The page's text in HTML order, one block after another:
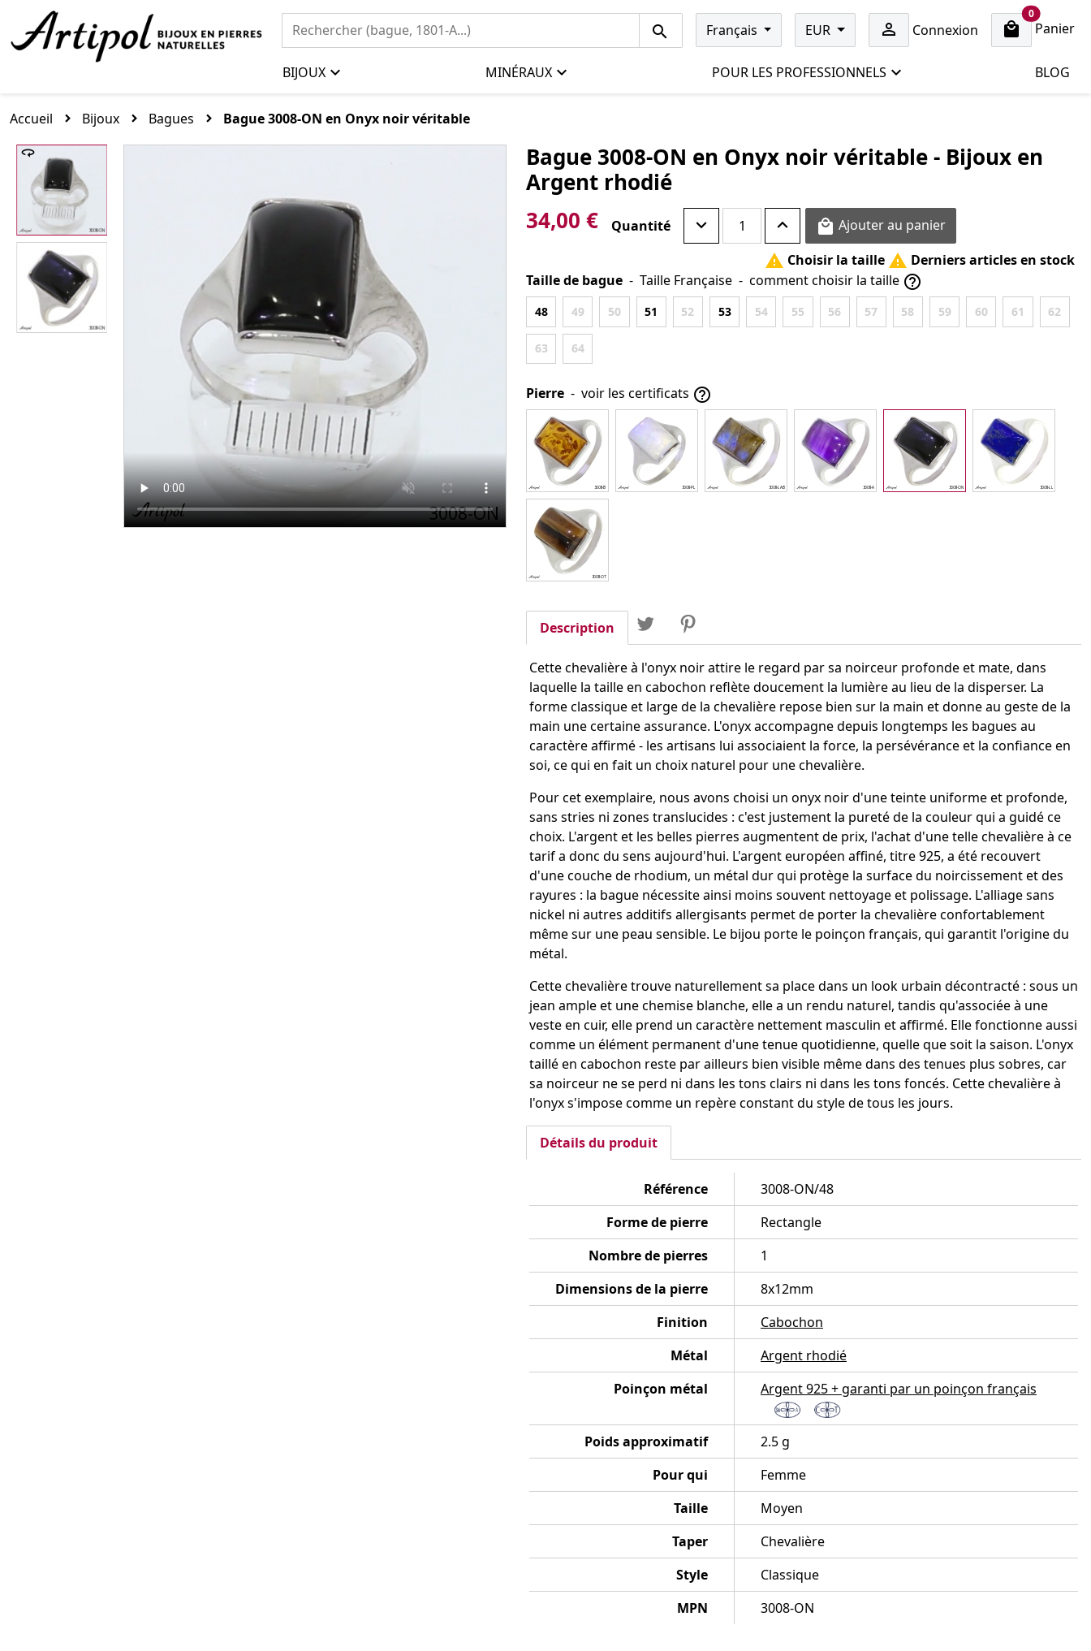
Français EUR Connexion 
0cart items
Panier
BIJOUX MINÉRAUX POUR LES PROFESSIONNELS BLOG
Accueil Bijoux Bagues Bague 3008-ON en Onyx noir véritable
Bague 3008-ON en Onyx noir véritable - Bijoux en
Argent rhodié
34,00 €
Quantité  Ajouter au panier
 Choisir la taille  Derniers articles en stock
Taille de bague - Taille Française - comment choisir la taille 
48 49 50 51 52 53 54 55 56 57 58 59 60 61 62
63 64
Pierre - voir les certificats 
Partager Partager Tweet
Description
Cette chevalière à l'onyx noir attire le regard par sa noirceur profonde et mate, dans
laquelle la taille en cabochon reflète doucement la lumière au lieu de la disperser. La
forme classique et large de la chevalière repose bien sur la main et donne au geste de la
main une certaine assurance. L'onyx accompagne depuis longtemps les bagues au
caractère affirmé - les artisans lui associaient la force, la persévérance et la confiance en
soi, ce qui en fait un choix naturel pour une chevalière.
Pour cet exemplaire, nous avons choisi un onyx noir d'une teinte uniforme et profonde,
sans stries ni zones translucides : c'est justement la pureté de la couleur qui a guidé ce
choix. L'argent et les belles pierres augmentent de prix, l'achat d'une telle chevalière à ce
tarif a donc du sens aujourd'hui. L'argent européen affiné, titre 925, a été recouvert
d'une couche de rhodium, un métal dur qui protège la surface du noircissement et des
rayures : la bague nécessite ainsi moins souvent nettoyage et polissage. L'alliage sans
nickel ni autres additifs allergisants permet de porter la chevalière confortablement
même sur une peau sensible. Le bijou porte le poinçon français, qui garantit l'origine du
métal.
Cette chevalière trouve naturellement sa place dans un look urbain décontracté : sous un
jean ample et une chemise blanche, elle a un rendu naturel, tandis qu'associée à une
veste en cuir, elle prend un caractère nettement masculin et affirmé. Elle fonctionne aussi
comme un élément permanent d'une tenue quotidienne, quelle que soit la saison. L'onyx
taillé en cabochon reste par ailleurs bien visible même dans des tenues plus sobres, car
sa noirceur ne se perd ni dans les tons clairs ni dans les tons foncés. Cette chevalière à
l'onyx s'impose comme un repère constant du style de tous les jours.
Détails du produit
Référence
3008-ON/48
Forme de pierre
Rectangle
Nombre de pierres
1
Dimensions de la pierre
8x12mm
Finition
Cabochon
Métal
Argent rhodié
Poinçon métal
Argent 925 + garanti par un poinçon français
Poids approximatif
2.5 g
Pour qui
Femme
Taille
Moyen
Taper
Chevalière
Style
Classique
MPN
3008-ON